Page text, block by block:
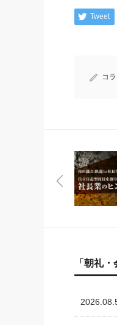
Tweet
コ
「朝礼